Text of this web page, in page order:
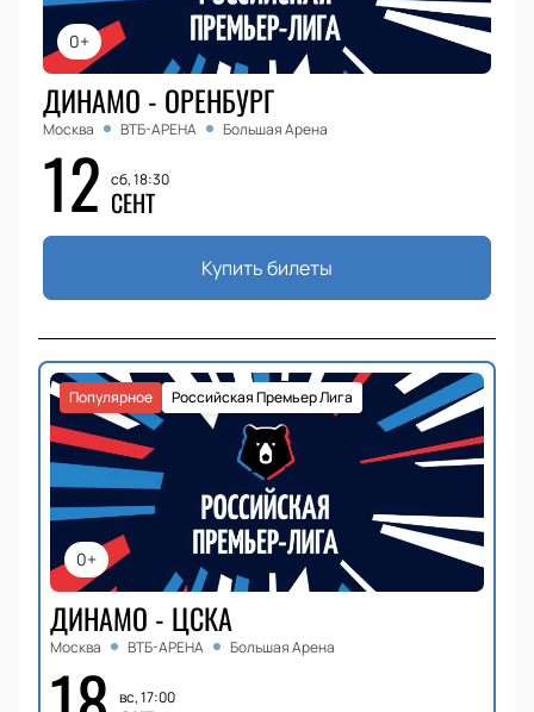
0+
ДИНАМО - ОРЕНБУРГ
Москва ВТБ-АРЕНА Большая Арена
12 сб, 18:30
СЕНТ
Купить билеты
0+
Российская Премьер Лига
Популярное
ДИНАМО - ЦСКА
Москва ВТБ-АРЕНА Большая Арена
вс, 17:00